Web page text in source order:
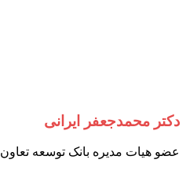
دکتر محمدجعفر ایرانی
عضو هیات مدیره بانک توسعه تعاون